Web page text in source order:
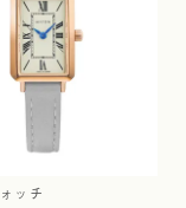
ッチ